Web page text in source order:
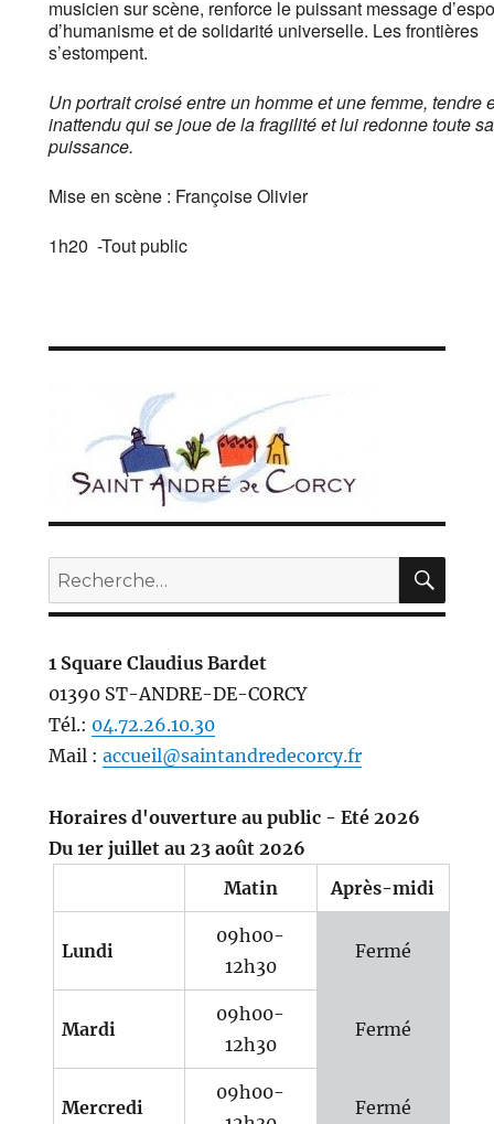
musicien sur scène, renforce le puissant message
d’humanisme et de solidarité universelle. Les frontières
s’estompent.
Un portrait croisé entre un homme et une femme, tendre
inattendu qui se joue de la fragilité et lui redonne toute sa
puissance.
Mise en scène : FrançoiseOlivier
1h20 -Tout public
Recherche
pour :
1 Square Claudius Bardet
01390 ST-ANDRE-DE-CORCY
Tél.: 04.72.26.10.30
Mail : accueil@saintandredecorcy.fr
Horaires d'ouverture au public - Eté 2026
Du 1er juillet au 23 août 2026
Matin
Après-midi
Lundi
09h00-
12h30
Fermé
Mardi
09h00-
12h30
Fermé
Mercredi
09h00-
Fermé